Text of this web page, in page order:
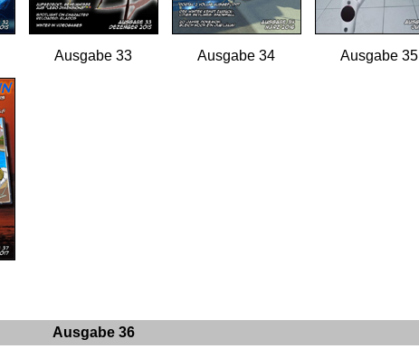
Ausgabe 33 Ausgabe 34 Ausgabe 35
Ausgabe 36